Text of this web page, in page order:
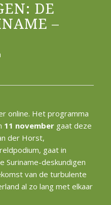
DE
–
online. Het programma
11 novembergaat deze
der Horst,
gaat in
Suriname-deskundigen
van de turbulente
al zo lang met elkaar